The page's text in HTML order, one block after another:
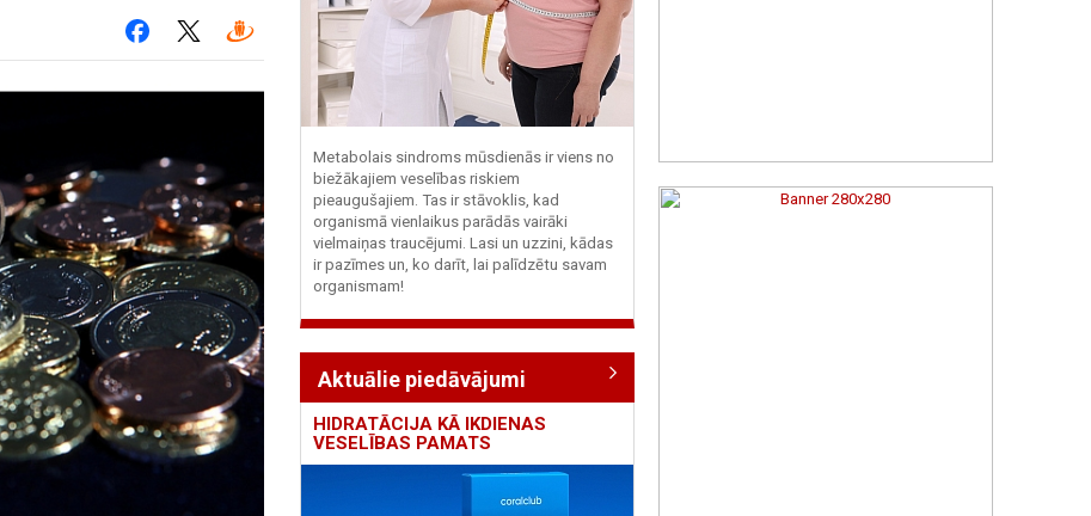
Metabolais sindroms mūsdienās ir viens no
biežākajiem veselības riskiem
pieaugušajiem. Tas ir stāvoklis, kad
organismā vienlaikus parādās vairāki
vielmaiņas traucējumi. Lasi un uzzini, kādas
ir pazīmes un, ko darīt, lai palīdzētu savam
organismam!
Aktuālie piedāvājumi
HIDRATĀCIJA KĀ IKDIENAS
VESELĪBAS PAMATS